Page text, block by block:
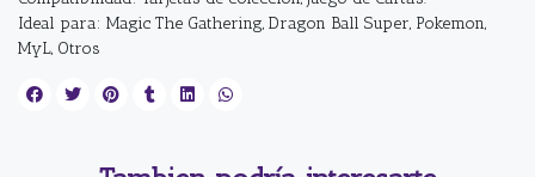
Ideal para: Magic The Gathering, Dragon Ball Super, Pokemon,
MyL, Otros